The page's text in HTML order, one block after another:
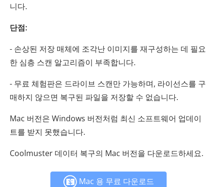
니다.
단점:
- 손상된 저장 매체에 조각난 이미지를 재구성하는 데 필요
한 심층 스캔 알고리즘이 부족합니다.
- 무료 체험판은 드라이브 스캔만 가능하며, 라이선스를 구
매하지 않으면 복구된 파일을 저장할 수 없습니다.
Mac 버전은 Windows 버전처럼 최신 소프트웨어 업데이
트를 받지 못했습니다.
Coolmuster 데이터 복구의 Mac 버전을 다운로드하세요.
Mac 용 무료 다운로드